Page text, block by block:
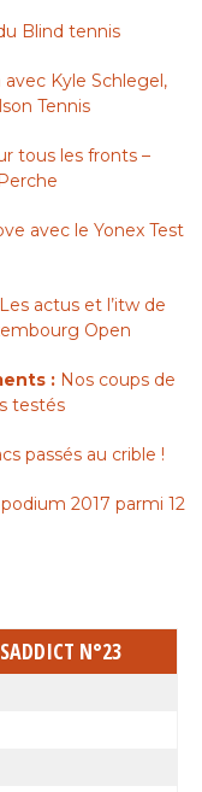
Blind tennis
Kyle Schlegel,
Tennis
tous les fronts –
avec le Yonex Test
Les actus et l’itw de
Open
: Nos coups de
testés
passés au crible !
2017 parmi 12
N°23